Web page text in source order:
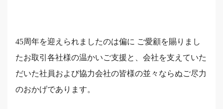
45周年を迎えられましたのは偏に ご愛顧を賜りまし
たお取引各社様の温かいご支援と、会社を支えていた
だいた社員および協力会社の皆様の並々ならぬご尽力
のおかげであります。